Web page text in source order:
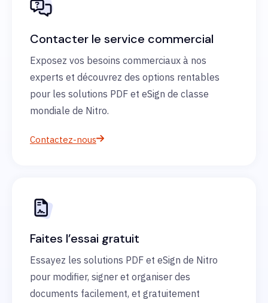
Contacter le service commercial
Exposez vos besoins commerciaux à nos
experts et découvrez des options rentables
pour les solutions PDF et eSign de classe
mondiale de Nitro.
Contactez-nous
Faites l’essai gratuit
Essayez les solutions PDF et eSign de Nitro
pour modifier, signer et organiser des
documents facilement, et gratuitement